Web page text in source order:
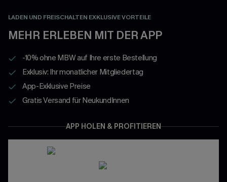
LADEN UND FREISCHALTEN EXKLUSIVE VORTEILE
MEHR ERLEBEN MIT DER APP
-10% ohne MBW auf Ihre erste Bestellung
Exklusiv: Ihr monatlicher Mitgliedertag
App-Exklusive Preise
Gratis Versand für NeukundInnen
APP HOLEN & PROFITIEREN